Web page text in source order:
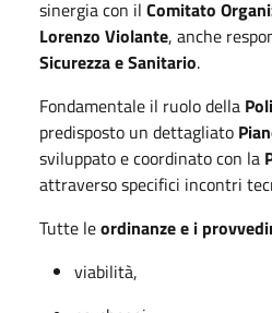
sinergia con il Comitato
Lorenzo Violante, anche
Sicurezza e Sanitario.
Fondamentale il ruolo della
predisposto un dettagliato
sviluppato e coordinato con la
attraverso specifici incontri
Tutte leordinanze e i
viabilità,